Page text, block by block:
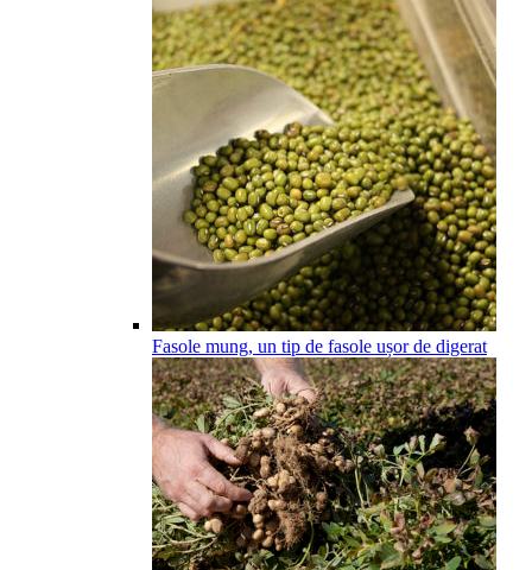
Fasole mung, un tip de fasole ușor de digerat